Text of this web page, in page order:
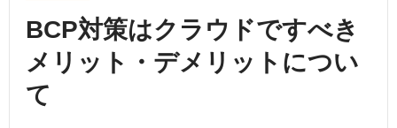
BCP対策はクラウドですべき
メリット・デメリットについ
て